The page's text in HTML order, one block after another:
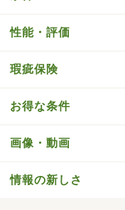
性能・評価
瑕疵保険
お得な条件
画像・動画
情報の新しさ